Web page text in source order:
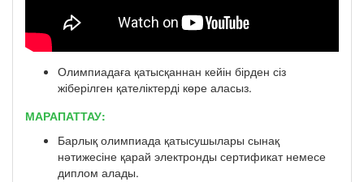
Олимпиадаға қатысқаннан кейін бірден сіз
жіберілген қателіктерді көре аласыз.
МАРАПАТТАУ:
Барлық олимпиада қатысушылары сынақ
нәтижесіне қарай электронды сертификат немесе
диплом алады.